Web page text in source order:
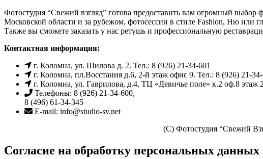
Фотостудия “Свежий взгляд” готова предоставить вам огромный
Московской области и за рубежом, фотосессии в стиле Fashion, Ню или
Также вы сможете заказать у нас ретушь и профессиональную
Контактная информация:
г. Коломна, ул. Шилова д. 2. Тел.: 8 (926) 21-34-601
г. Коломна, пл.Восстания д.6, 2-й этаж офис 9. Тел.: 8 (926) 21-34-
г. Коломна, ул. Гаврилова, д.4, ТЦ «Девичье поле» к.2 оф.8 этаж
Телефоны: 8 (926) 21-34-600,
8 (496) 61-34-345
E-mail: info@studio-sv.net
(C) Фотостудия “Свежий
Согласие на обработку персональных данных